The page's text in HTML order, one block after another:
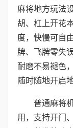
麻将地方玩法
胡、杠上开花
度，快慢可自
牌、飞牌零失
耐磨不易褪色
随时随地开启
普通麻将
用，支持开门